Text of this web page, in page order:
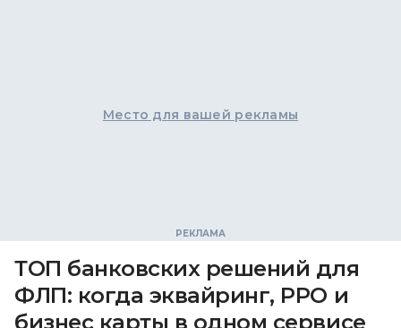
Место для вашей рекламы
ТОП банковских решений для
ФЛП: когда эквайринг, РРО и
бизнес карты в одном сервисе